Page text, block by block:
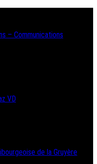
– Communications
VD
de la Gruyère